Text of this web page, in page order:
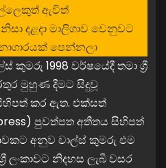
ඇවිත්
දළදා මාලිගාව වෙනුවට
පෙන්නලා
කුමරු 1998 වර්ෂයේදී තමා ශ්‍රී
මුහුණ දීමට සිදුවූ
කර ඇත. එක්සත්
පුවත්පත අතීතය සිහිපත්
අනුව චාල්ස් කුමරු එම
ලංකාවට නිදහස ලැබී වසර